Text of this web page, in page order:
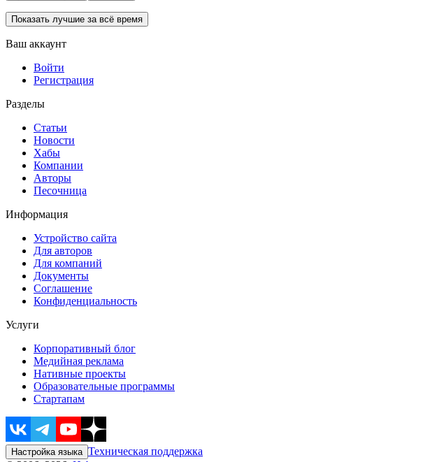
Показать лучшие за всё время
Ваш аккаунт
Войти
Регистрация
Разделы
Статьи
Новости
Хабы
Компании
Авторы
Песочница
Информация
Устройство сайта
Для авторов
Для компаний
Документы
Соглашение
Конфиденциальность
Услуги
Корпоративный блог
Медийная реклама
Нативные проекты
Образовательные программы
Стартапам
Настройка языка Техническая поддержка